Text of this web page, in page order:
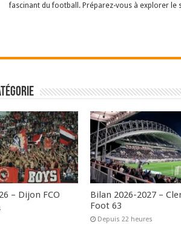
fascinant du football. Préparez-vous à explorer
– Dijon FCO
Bilan 2026-2027 –
Foot 63
Depuis 22 heures